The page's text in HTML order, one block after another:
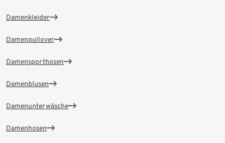
Damenkleider
Damenpullover
Damensporthosen
Damenblusen
Damenunterwäsche
Damenhosen